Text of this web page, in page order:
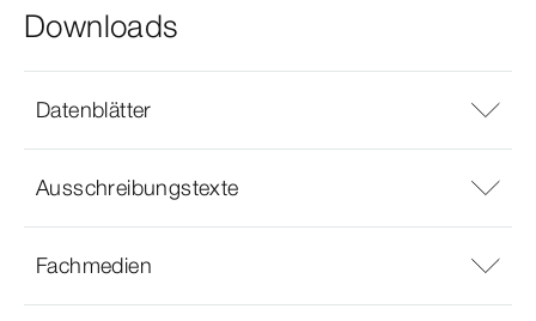
Downloads
Datenblätter
Ausschreibungstexte
Fachmedien